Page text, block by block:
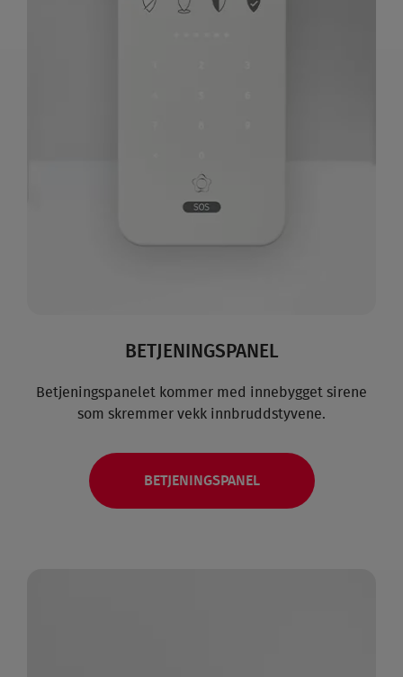
BETJENINGSPANEL
Betjeningspanelet kommer med innebygget sirene
som skremmer vekk innbrudds­tyvene.
BETJENINGSPANEL